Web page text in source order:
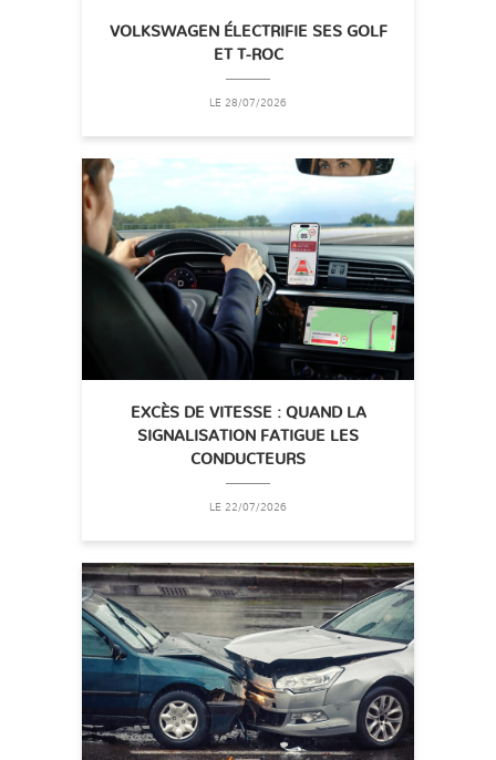
VOLKSWAGEN ÉLECTRIFIE SES GOLF
ET T-ROC
LE 28/07/2026
EXCÈS DE VITESSE : QUAND LA
SIGNALISATION FATIGUE LES
CONDUCTEURS
LE 22/07/2026